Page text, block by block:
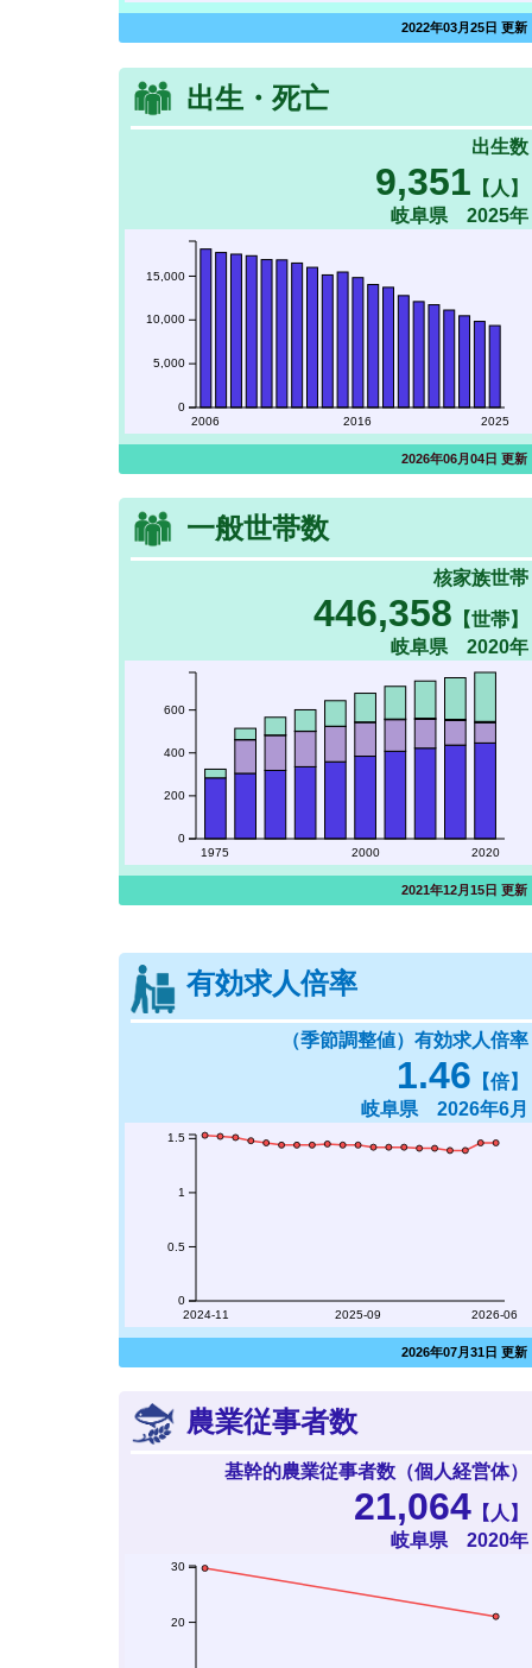
2022年03月25日 更新
出生・死亡
出生数
9,351 【人】
岐阜県 2025年
2006 2016 2025
0
5,000
10,000
15,000
2026年06月04日 更新
一般世帯数
核家族世帯
446,358 【世帯】
岐阜県 2020年
1975 2000 2020
0
200
400
600
2021年12月15日 更新
有効求人倍率
（季節調整値）有効求人倍率
1.46 【倍】
岐阜県 2026年6月
2024-11 2025-09 2026-06
0
0.5
1
1.5
2026年07月31日 更新
農業従事者数
基幹的農業従事者数（個人経営体）
21,064【人】
岐阜県 2020年
20
30